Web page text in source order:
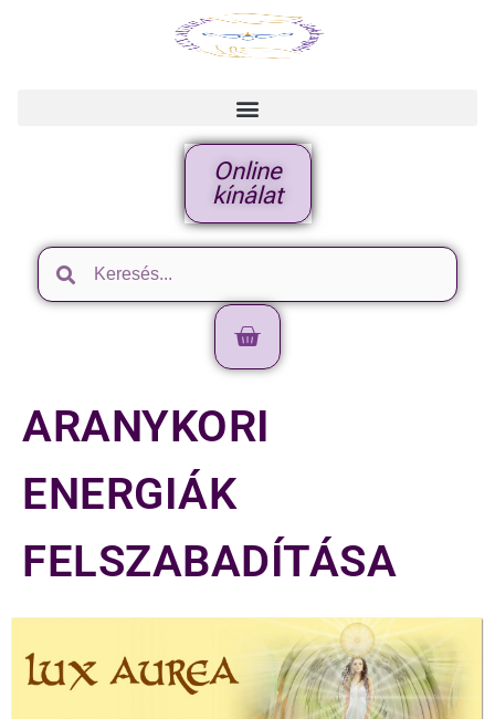
Online
kínálat
ARANYKORI
ENERGIÁK
FELSZABADÍTÁSA